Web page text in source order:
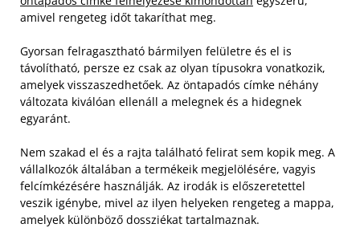
amivel rengeteg időt takaríthat meg.
Gyorsan felragasztható bármilyen felületre és el is
távolítható, persze ez csak az olyan típusokra vonatkozik,
amelyek visszaszedhetőek. Az öntapadós címke néhány
változata kiválóan ellenáll a melegnek és a hidegnek
egyaránt.
Nem szakad el és a rajta található felirat sem kopik meg. A
vállalkozók általában a termékeik megjelölésére, vagyis
felcímkézésére használják. Az irodák is előszeretettel
veszik igénybe, mivel az ilyen helyeken rengeteg a mappa,
amelyek különböző dossziékat tartalmaznak.